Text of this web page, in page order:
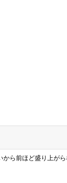
から前ほど盛り上が